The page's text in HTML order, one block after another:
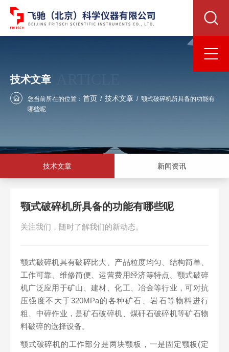
技术文章
您当前所在的位置： 首页 / 技术文章 / 颚式破碎机所具备的功能有
哪些呢
技术文章 新闻资讯
颚式破碎机所具备的功能有哪些呢
关注我们，随时了解我们的新动态。
颚式破碎机具有破碎比大、产品粒度均匀、结构简单、
工作可靠、维修简便、运营费用经济等特点。颚式破碎
机广泛应用于矿山、建材、化工、冶金等行业，可对抗
压强度不大于320MPa的各种矿石、岩石等物料进行
粗、中碎作业，是矿石破碎机、煤矸石破碎机等矿石物
料破碎的选择设备。
颚式破碎机的工作部分是两块颚板，一是固定颚板(定